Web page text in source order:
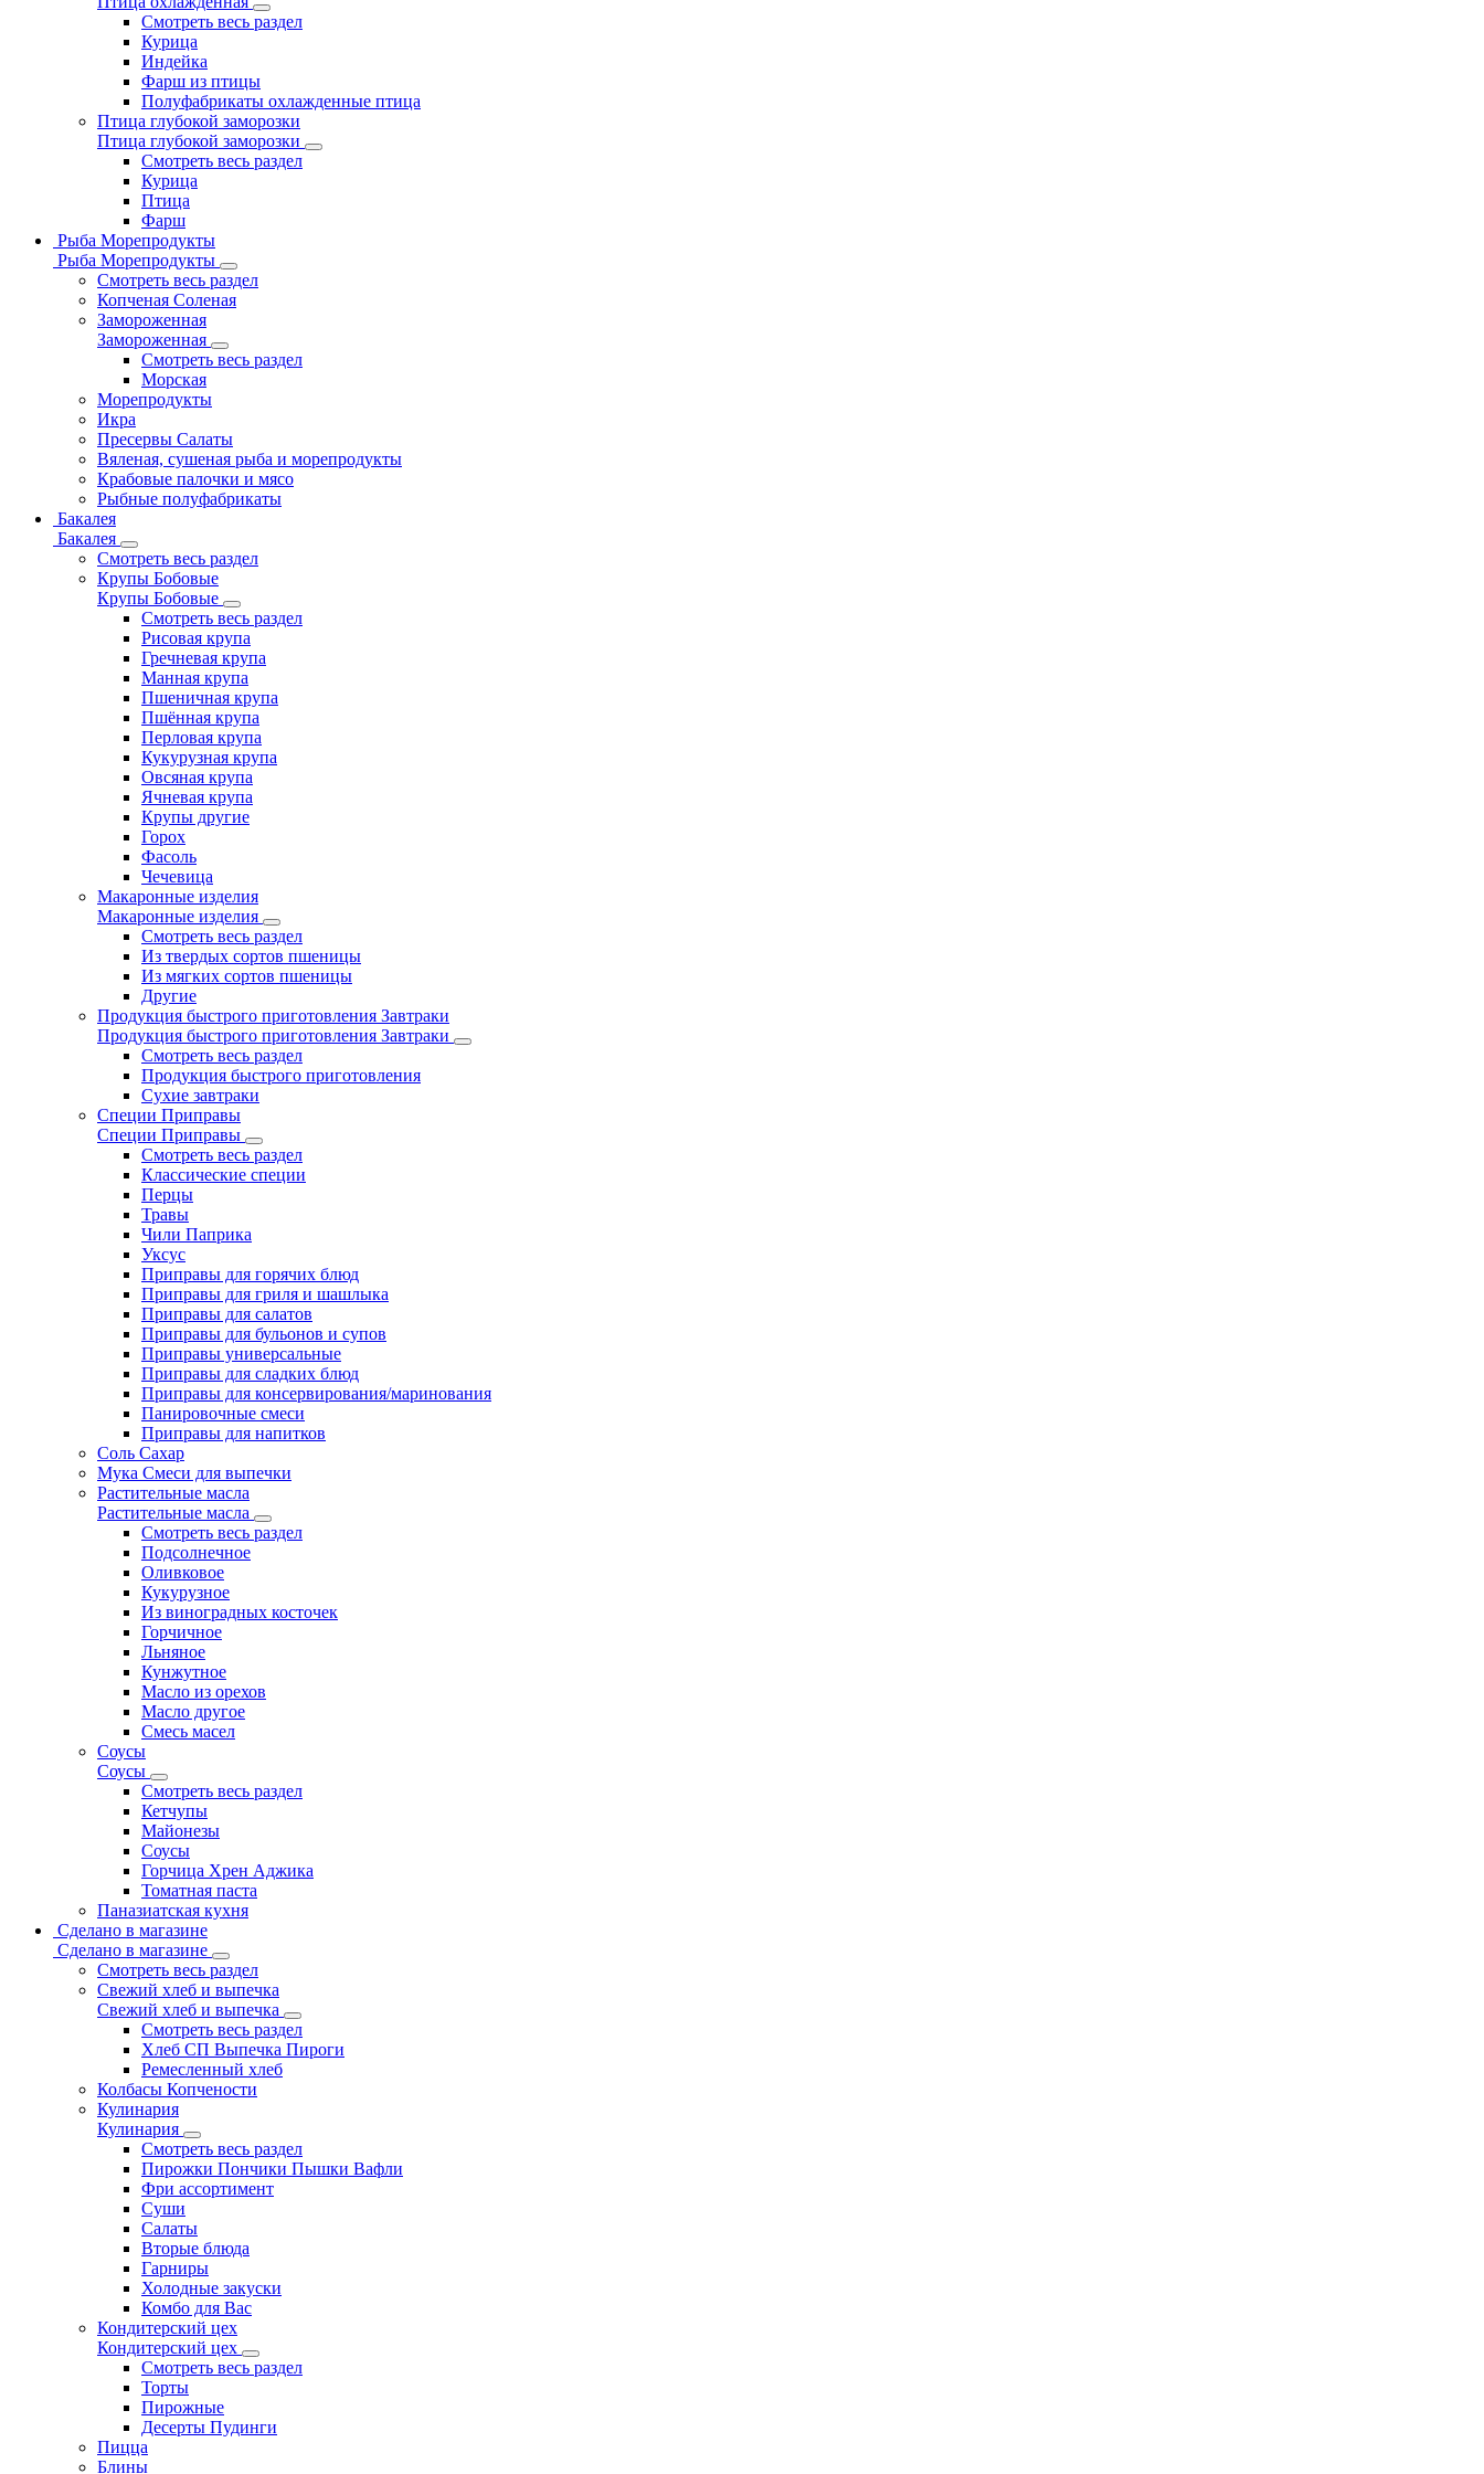
Смотреть весь раздел
Курица
Индейка
Фарш из птицы
Полуфабрикаты охлажденные птица
Птица глубокой заморозки
Птица глубокой заморозки
Смотреть весь раздел
Курица
Птица
Фарш
Рыба Морепродукты
Рыба Морепродукты
Смотреть весь раздел
Копченая Соленая
Замороженная
Замороженная
Смотреть весь раздел
Морская
Морепродукты
Икра
Пресервы Салаты
Вяленая, сушеная рыба и морепродукты
Крабовые палочки и мясо
Рыбные полуфабрикаты
Бакалея
Бакалея
Смотреть весь раздел
Крупы Бобовые
Крупы Бобовые
Смотреть весь раздел
Рисовая крупа
Гречневая крупа
Манная крупа
Пшеничная крупа
Пшённая крупа
Перловая крупа
Кукурузная крупа
Овсяная крупа
Ячневая крупа
Крупы другие
Горох
Фасоль
Чечевица
Макаронные изделия
Макаронные изделия
Смотреть весь раздел
Из твердых сортов пшеницы
Из мягких сортов пшеницы
Другие
Продукция быстрого приготовления Завтраки
Продукция быстрого приготовления Завтраки
Смотреть весь раздел
Продукция быстрого приготовления
Сухие завтраки
Специи Приправы
Специи Приправы
Смотреть весь раздел
Классические специи
Перцы
Травы
Чили Паприка
Уксус
Приправы для горячих блюд
Приправы для гриля и шашлыка
Приправы для салатов
Приправы для бульонов и супов
Приправы универсальные
Приправы для сладких блюд
Приправы для консервирования/маринования
Панировочные смеси
Приправы для напитков
Соль Сахар
Мука Смеси для выпечки
Растительные масла
Растительные масла
Смотреть весь раздел
Подсолнечное
Оливковое
Кукурузное
Из виноградных косточек
Горчичное
Льняное
Кунжутное
Масло из орехов
Масло другое
Смесь масел
Соусы
Соусы
Смотреть весь раздел
Кетчупы
Майонезы
Соусы
Горчица Хрен Аджика
Томатная паста
Паназиатская кухня
Сделано в магазине
Сделано в магазине
Смотреть весь раздел
Свежий хлеб и выпечка
Свежий хлеб и выпечка
Смотреть весь раздел
Хлеб СП Выпечка Пироги
Ремесленный хлеб
Колбасы Копчености
Кулинария
Кулинария
Смотреть весь раздел
Пирожки Пончики Пышки Вафли
Фри ассортимент
Суши
Салаты
Вторые блюда
Гарниры
Холодные закуски
Комбо для Вас
Кондитерский цех
Кондитерский цех
Смотреть весь раздел
Торты
Пирожные
Десерты Пудинги
Пицца
Блины